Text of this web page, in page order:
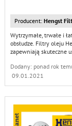
Producent: Hengst
Wytrzymałe, trwałe i
obsłudze. Filtry oleju
zapewniają skuteczne
Dodany: ponad rok
09.01.2021